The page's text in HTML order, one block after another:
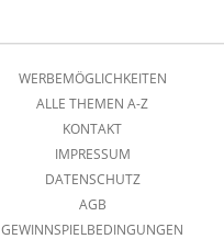
WERBEMÖGLICHKEITEN
ALLE THEMEN A-Z
KONTAKT
IMPRESSUM
DATENSCHUTZ
AGB
GEWINNSPIELBEDINGUNGEN